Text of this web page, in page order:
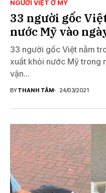
NGƯỜI VIỆT Ở MỸ
33 người gốc
nước Mỹ vào
33 người gốc Việt nằm
xuất khỏi nước Mỹ trong
vận...
BYTHANH TÂM 24/03/2021